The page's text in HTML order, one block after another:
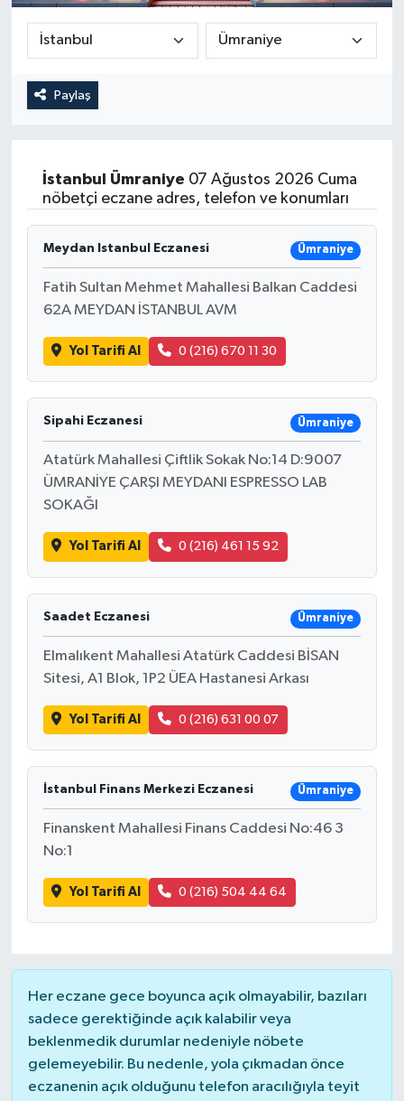
Paylaş
İstanbul Ümraniye 07 Ağustos 2026 Cuma
nöbetçi eczane adres, telefon ve konumları
Meydan Istanbul Eczanesi Ümraniye
Fatih Sultan Mehmet Mahallesi Balkan Caddesi
62A MEYDAN İSTANBUL AVM
Yol Tarifi Al 0 (216) 670 11 30
Sipahi Eczanesi Ümraniye
Atatürk Mahallesi Çiftlik Sokak No:14 D:9007
ÜMRANİYE ÇARŞI MEYDANI ESPRESSO LAB
SOKAĞI
Yol Tarifi Al 0 (216) 461 15 92
Saadet Eczanesi Ümraniye
Elmalıkent Mahallesi Atatürk Caddesi BİSAN
Sitesi, A1 Blok, 1P2 ÜEA Hastanesi Arkası
Yol Tarifi Al 0 (216) 631 00 07
İstanbul Finans Merkezi Eczanesi Ümraniye
Finanskent Mahallesi Finans Caddesi No:46 3
No:1
Yol Tarifi Al 0 (216) 504 44 64
Her eczane gece boyunca açık olmayabilir, bazıları
sadece gerektiğinde açık kalabilir veya
beklenmedik durumlar nedeniyle nöbete
gelemeyebilir. Bu nedenle, yola çıkmadan önce
eczanenin açık olduğunu telefon aracılığıyla teyit
Güncel
Kültür & Sanat
Resmi İlan
Spor